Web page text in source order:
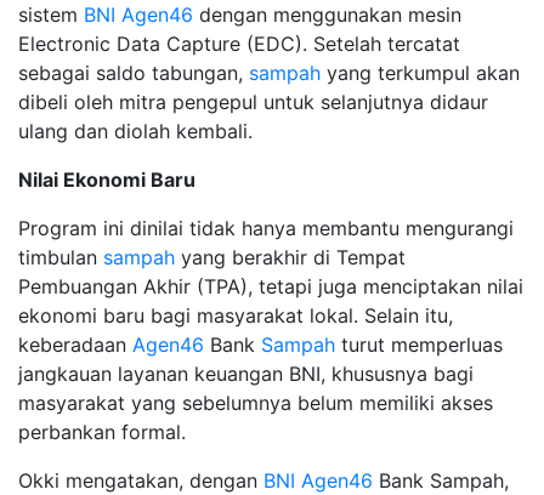
sistem BNI Agen46 dengan menggunakan mesin
Electronic Data Capture (EDC). Setelah tercatat
sebagai saldo tabungan, sampah yang terkumpul akan
dibeli oleh mitra pengepul untuk selanjutnya didaur
ulang dan diolah kembali.
Nilai Ekonomi Baru
Program ini dinilai tidak hanya membantu mengurangi
timbulan sampah yang berakhir di Tempat
Pembuangan Akhir (TPA), tetapi juga menciptakan nilai
ekonomi baru bagi masyarakat lokal. Selain itu,
keberadaan Agen46 Bank Sampah turut memperluas
jangkauan layanan keuangan BNI, khususnya bagi
masyarakat yang sebelumnya belum memiliki akses
perbankan formal.
Okki mengatakan, dengan BNI Agen46 Bank Sampah,